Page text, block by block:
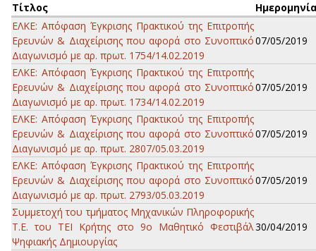
Τίτλος
ΕΛΚΕ: Απόφαση Έγκρισης Πρακτικού της Επιτροπής
Ερευνών & Διαχείρισης που αφορά στο Συνοπτικό
Διαγωνισμό με αρ. πρωτ. 1754/14.02.2019
07/05/2019
ΕΛΚΕ: Απόφαση Έγκρισης Πρακτικού της Επιτροπής
Ερευνών & Διαχείρισης που αφορά στο Συνοπτικό
Διαγωνισμό με αρ. πρωτ. 1734/14.02.2019
07/05/2019
ΕΛΚΕ: Απόφαση Έγκρισης Πρακτικού της Επιτροπής
Ερευνών & Διαχείρισης που αφορά στο Συνοπτικό
Διαγωνισμό με αρ. πρωτ. 2807/05.03.2019
07/05/2019
ΕΛΚΕ: Απόφαση Έγκρισης Πρακτικού της Επιτροπής
Ερευνών & Διαχείρισης που αφορά στο Συνοπτικό
Διαγωνισμό με αρ. πρωτ. 2793/05.03.2019
07/05/2019
Συμμετοχή του τμήματος Μηχανικών Πληροφορικής
Τ.Ε. του ΤΕΙ Κρήτης στο 9ο Μαθητικό Φεστιβάλ
Ψηφιακής Δημιουργίας
30/04/2019